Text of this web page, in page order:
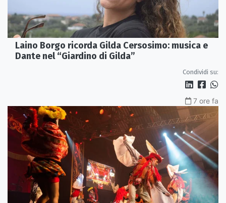
Laino Borgo ricorda Gilda Cersosimo: musica e
Dante nel “Giardino di Gilda”
Condividi su:
7 ore fa